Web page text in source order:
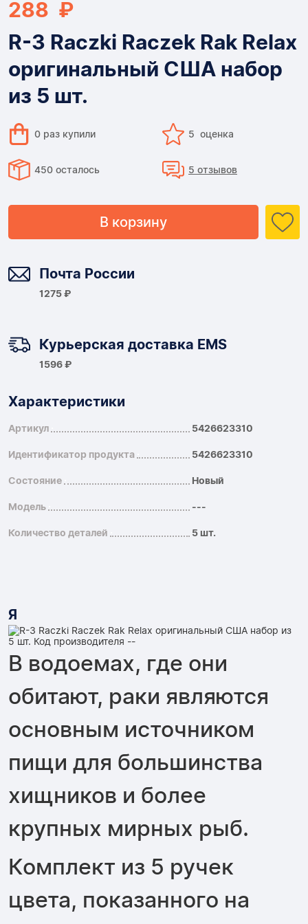
288 ₽
R-3 Raczki Raczek Rak Relax
оригинальный США набор
из 5 шт.
0 раз купили 5 оценка
450 осталось 5 отзывов
В корзину
Почта России
1275 ₽
Курьерская доставка EMS
1596 ₽
Характеристики
Артикул 5426623310
Идентификатор продукта 5426623310
Состояние Новый
Модель ---
Количество деталей 5 шт.
Я
В водоемах, где они
обитают, раки являются
основным источником
пищи для большинства
хищников и более
крупных мирных рыб.
Комплект из 5 ручек
цвета, показанного на